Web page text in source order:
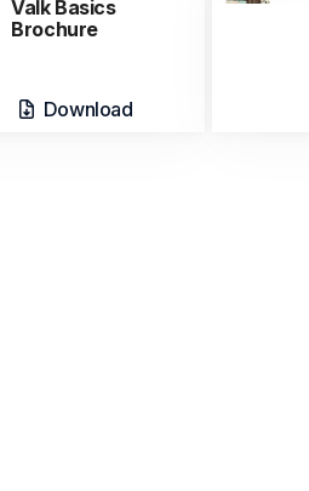
Valk Basics
Brochure
Download